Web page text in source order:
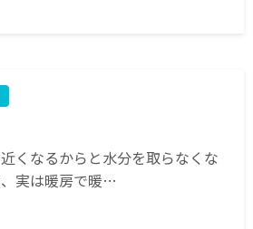
くなるからと水分を取らなくな
実は暖房で暖…